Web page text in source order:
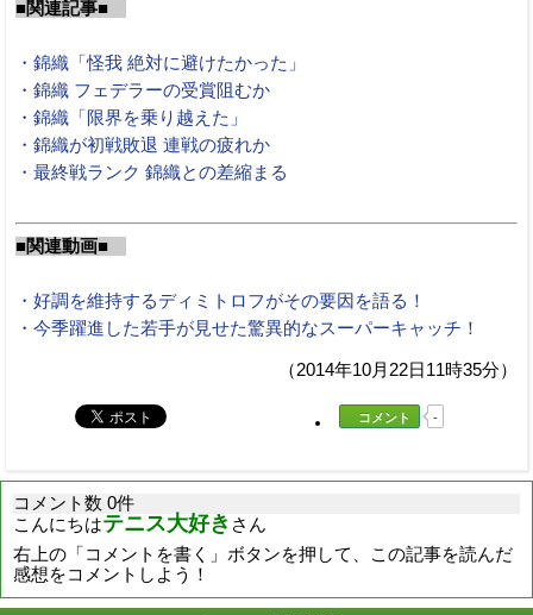
■関連記事■
・錦織「怪我 絶対に避けたかった」
・錦織 フェデラーの受賞阻むか
・錦織「限界を乗り越えた」
・錦織が初戦敗退 連戦の疲れか
・最終戦ランク 錦織との差縮まる
■関連動画■
・好調を維持するディミトロフがその要因を語る！
・今季躍進した若手が見せた驚異的なスーパーキャッチ！
（2014年10月22日11時35分）
コメント -
コメント数 0件
こんにちはテニス大好き さん
右上の「コメントを書く」ボタンを押して、この記事を読んだ
感想をコメントしよう！